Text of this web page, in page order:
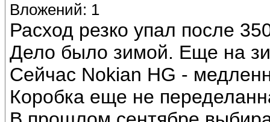
Вложений: 1
Расход резко упал после
Дело было зимой. Еще на
Сейчас Nokian HG -
Коробка еще не